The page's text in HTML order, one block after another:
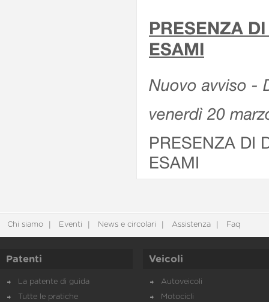
PRESENZA
ESAMI
Nuovo avviso -
venerdì 20
PRESENZA DI
ESAMI
Chi siamo Eventi News e circolari Assistenza Faq
Patenti
La patente di guida
Tutte le pratiche
Veicoli
Autoveicoli
Motocicli